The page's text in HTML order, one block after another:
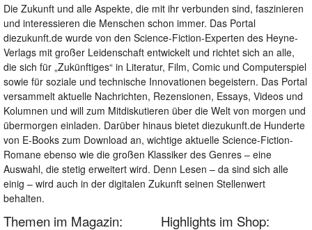
Die Zukunft und alle Aspekte, die mit ihr verbunden sind, faszinieren
und interessieren die Menschen schon immer. Das Portal
diezukunft.de wurde von den Science-Fiction-Experten des Heyne-
Verlags mit großer Leidenschaft entwickelt und richtet sich an alle,
die sich für „Zukünftiges“ in Literatur, Film, Comic und Computerspiel
sowie für soziale und technische Innovationen begeistern. Das Portal
versammelt aktuelle Nachrichten, Rezensionen, Essays, Videos und
Kolumnen und will zum Mitdiskutieren über die Welt von morgen und
übermorgen einladen. Darüber hinaus bietet diezukunft.de Hunderte
von E-Books zum Download an, wichtige aktuelle Science-Fiction-
Romane ebenso wie die großen Klassiker des Genres – eine
Auswahl, die stetig erweitert wird. Denn Lesen – da sind sich alle
einig – wird auch in der digitalen Zukunft seinen Stellenwert
behalten.
Themen im Magazin: Highlights im Shop: